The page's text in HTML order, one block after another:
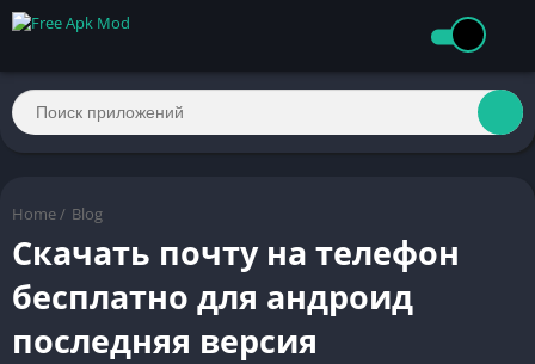
Home / Blog
Скачать почту на телефон
бесплатно для андроид
последняя версия